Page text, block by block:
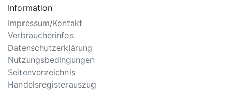
Information
Impressum/Kontakt
Verbraucherinfos
Datenschutzerklärung
Nutzungsbedingungen
Seitenverzeichnis
Handelsregisterauszug